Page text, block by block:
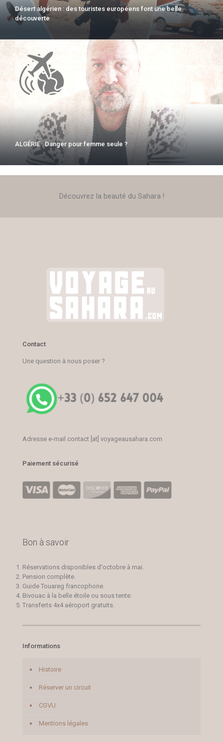
Désert algérien : des touristes européens font une belle
découverte
ALGÉRIE : Danger pour femme seule ?
Découvrez la beauté du Sahara !
Contact
Une question à nous poser ?
Adresse e-mail contact [at] voyageausahara.com
Paiement sécurisé
Bon à savoir
Réservations disponibles d'octobre à mai.
Pension complète.
Guide Touareg francophone.
Bivouac à la belle étoile ou sous tente.
Transferts 4x4 aéroport gratuits.
Informations
Histoire
Réserver un circuit
CGVU
Mentions légales